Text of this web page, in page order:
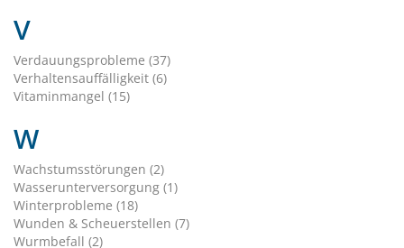
V
Verdauungsprobleme (37)
Verhaltensauffälligkeit (6)
Vitaminmangel (15)
W
Wachstumsstörungen (2)
Wasserunterversorgung (1)
Winterprobleme (18)
Wunden & Scheuerstellen (7)
Wurmbefall (2)